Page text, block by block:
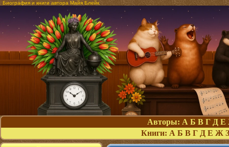
Биография и книги автора Майя Блейк
Авторы: А Б В Г Д Е
Книги: А Б В Г Д Е Ж З